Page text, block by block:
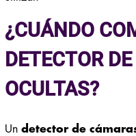
¿CUÁNDO
DETECTOR
OCULTAS?
Un detector de